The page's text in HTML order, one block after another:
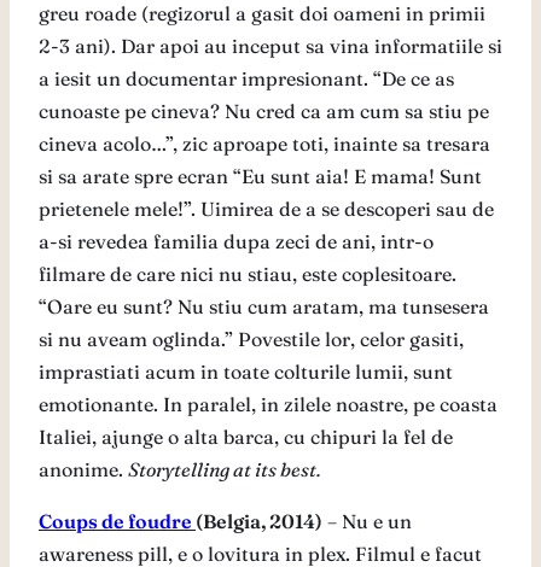
greu roade (regizorul a gasit doi oameni in primii
2-3 ani). Dar apoi au inceput sa vina informatiile si
a iesit un documentar impresionant. “De ce as
cunoaste pe cineva? Nu cred ca am cum sa stiu pe
cineva acolo…”, zic aproape toti, inainte sa tresara
si sa arate spre ecran “Eu sunt aia! E mama! Sunt
prietenele mele!”. Uimirea de a se descoperi sau de
a-si revedea familia dupa zeci de ani, intr-o
filmare de care nici nu stiau, este coplesitoare.
“Oare eu sunt? Nu stiu cum aratam, ma tunsesera
si nu aveam oglinda.” Povestile lor, celor gasiti,
imprastiati acum in toate colturile lumii, sunt
emotionante. In paralel, in zilele noastre, pe coasta
Italiei, ajunge o alta barca, cu chipuri la fel de
anonime. Storytelling at its best.
Coups de foudre (Belgia, 2014) – Nu e un
awareness pill, e o lovitura in plex. Filmul e facut